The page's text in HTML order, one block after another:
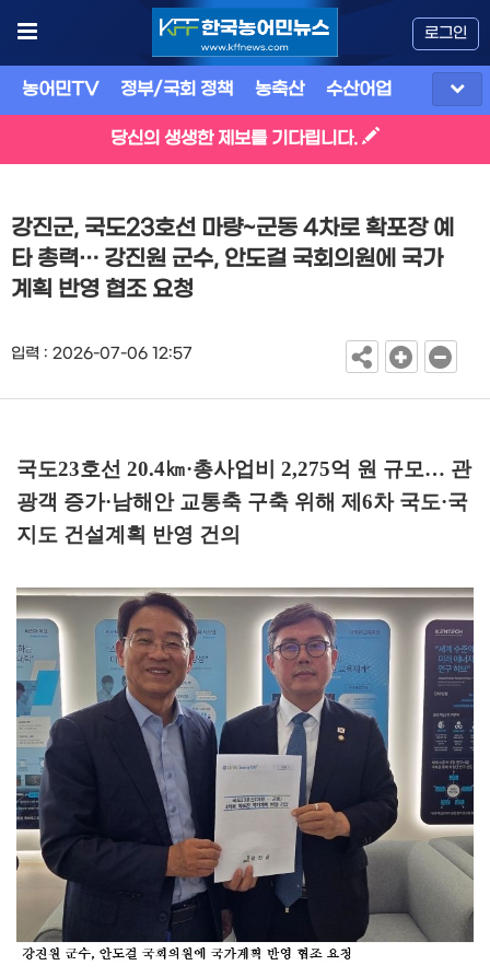
로그인
농어민TV 정부/국회 정책 농축산 수산어업
당신의 생생한 제보를 기다립니다.
강진군, 국도23호선 마량~군동 4차로 확포장 예
타 총력… 강진원 군수, 안도걸 국회의원에 국가
계획 반영 협조 요청
입력 : 2026-07-06 12:57
국도23호선 20.4㎞·총사업비 2,275억 원 규모… 관
광객 증가·남해안 교통축 구축 위해 제 6차 국도·국
지도 건설계획 반영 건의